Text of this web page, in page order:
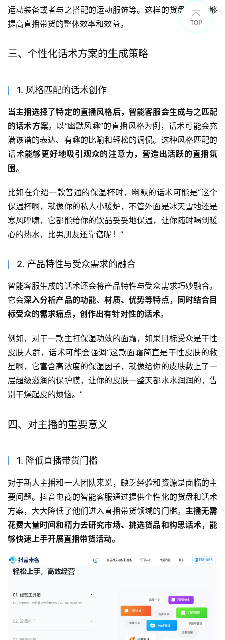
运动装备或者与之搭配的运动服饰等。这样的货盘优化能够
提高直播带货的整体效率和效益。
三、个性化话术方案的生成策略
1. 风格匹配的话术创作
当主播选择了特定的直播风格后，智能客服会生成与之匹配
的话术方案。以“幽默风趣”的直播风格为例，话术可能会充
满诙谐的表达、有趣的比喻和轻松的调侃。这种风格匹配的
话术能够更好地吸引观众的注意力，营造出活跃的直播氛
围。
比如在介绍一款普通的保温杯时，幽默的话术可能是“这个
保温杯啊，就像你的私人小暖炉，不管外面是冰天雪地还是
寒风呼啸，它都能给你的饮品妥妥地保温，让你随时喝到暖
心的热水，比男朋友还靠谱呢！”
2. 产品特性与受众需求的融合
智能客服生成的话术还会将产品特性与受众需求巧妙融合。
它会深入分析产品的功能、材质、优势等特点，同时结合目
标受众的需求痛点，创作出有针对性的话术。
例如，对于一款主打保湿功效的面霜，如果目标受众是干性
皮肤人群，话术可能会强调“这款面霜简直是干性皮肤的救
星啊，它富含高浓度的保湿因子，就像给你的皮肤敷上了一
层超级滋润的保护膜，让你的皮肤一整天都水水润润的，告
别干燥起皮的烦恼。”
四、对主播的重要意义
1. 降低直播带货门槛
对于新人主播和一人团队来说，缺乏经验和资源是面临的主
要问题。抖音电商的智能客服通过提供个性化的货盘和话术
方案，大大降低了他们进入直播带货领域的门槛。 主播无需
花费大量时间和精力去研究市场、挑选货品和构思话术，能
够快速上手开展直播带货活动。